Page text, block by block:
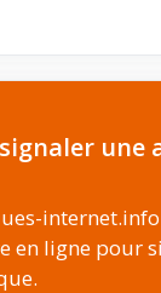
une
en ligne pour